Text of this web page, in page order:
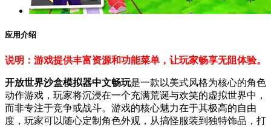
应用介绍
说明：游戏提供丰富资源和功能菜单，让玩家畅享无阻体验。
开放世界沙盒模拟器中文畅玩是一款以美式风格为核心的角色
动作游戏，玩家将沉浸在一个充满荒诞与欢笑的虚拟世界中，
而非专注于竞争或战斗。游戏的核心魅力在于其极高的自由
度，玩家可以随心定制角色外观，从搞怪服装到独特饰品，打